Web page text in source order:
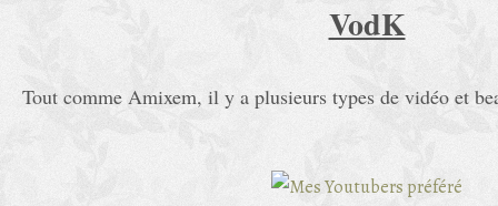
VodK
Tout comme Amixem, il y a plusieurs types de vidéo et